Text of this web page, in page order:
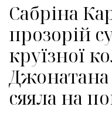
Сабріна
прозорій
круїзної
сяяла на